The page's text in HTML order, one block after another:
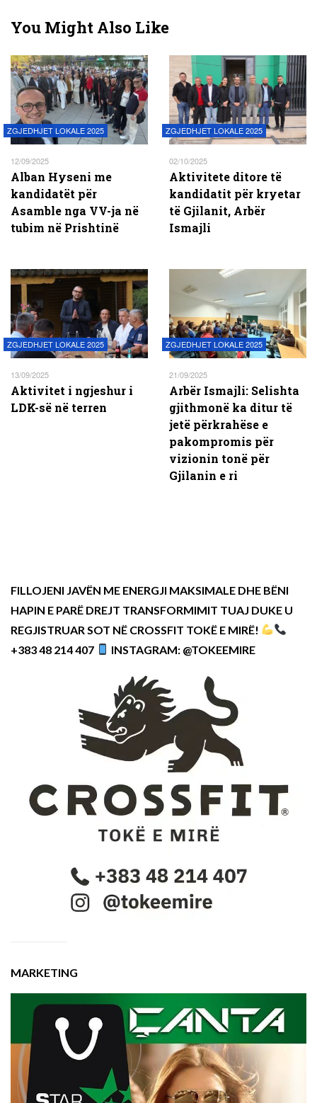
You Might Also Like
ZGJEDHJET LOKALE 2025
12/09/2025
Alban Hyseni me
kandidatët për
Asamble nga VV-ja në
tubim në Prishtinë
ZGJEDHJET LOKALE 2025
02/10/2025
Aktivitete ditore të
kandidatit për kryetar
të Gjilanit, Arbër
Ismajli
ZGJEDHJET LOKALE 2025
13/09/2025
Aktivitet i ngjeshur i
LDK-së në terren
ZGJEDHJET LOKALE 2025
21/09/2025
Arbër Ismajli: Selishta
gjithmonë ka ditur të
jetë përkrahëse e
pakompromis për
vizionin tonë për
Gjilanin e ri
FILLOJENI JAVËN ME ENERGJI MAKSIMALE DHE BËNI
HAPIN E PARË DREJT TRANSFORMIMIT TUAJ DUKE U
REGJISTRUAR SOT NË CROSSFIT TOKË E MIRË!
+383 48 214 407
INSTAGRAM: @TOKEEMIRE
MARKETING